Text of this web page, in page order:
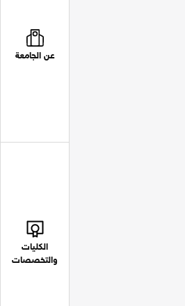
عن الجامعة
الكليات
والتخصصات